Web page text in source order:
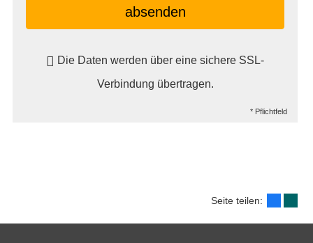
absenden
Die Daten werden über eine sichere SSL-
Verbindung übertragen.
* Pflichtfeld
Seite teilen: